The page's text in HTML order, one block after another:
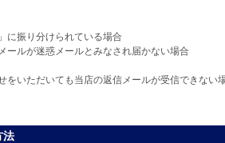
に振り分けられている場合
ールが迷惑メールとみなされ届かない場合
をいただいても当店の返信メールが受信できない
法